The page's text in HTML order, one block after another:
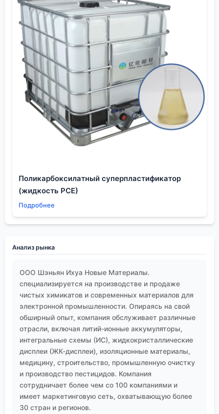
Поликарбоксилатный суперпластификатор
(жидкость PCE)
Подробнее
Анализ рынка
ООО Шэньян Ихуа Новые Материалы.
специализируется на производстве и продаже
чистых химикатов и современных материалов для
электронной промышленности. Опираясь на свой
обширный опыт, компания обслуживает различные
отрасли, включая литий-ионные аккумуляторы,
интегральные схемы (ИС), жидкокристаллические
дисплеи (ЖК-дисплеи), изоляционные материалы,
медицину, строительство, промышленную очистку
и производство пестицидов. Компания
сотрудничает более чем со 100 компаниями и
имеет маркетинговую сеть, охватывающую более
30 стран и регионов.